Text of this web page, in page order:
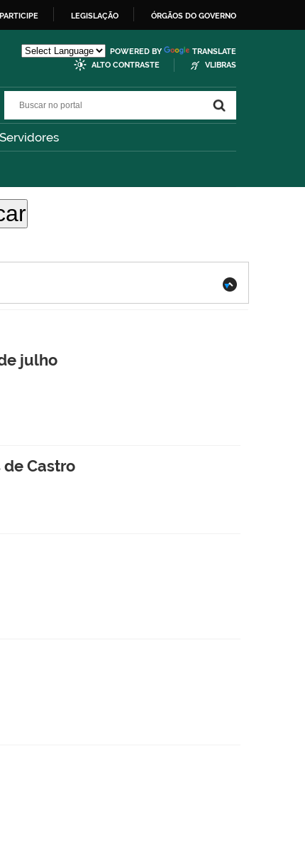
PARTICIPE LEGISLAÇÃO ÓRGÃOS DO GOVERNO
POWERED BY
TRANSLATE
ALTO CONTRASTE
VLIBRAS
Servidores
julho
Castro